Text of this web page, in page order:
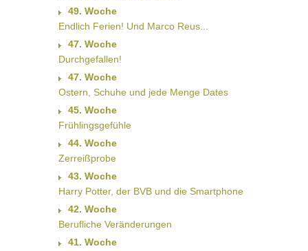
49. Woche
Endlich Ferien! Und Marco Reus...
47. Woche
Durchgefallen!
47. Woche
Ostern, Schuhe und jede Menge Dates
45. Woche
Frühlingsgefühle
44. Woche
Zerreißprobe
43. Woche
Harry Potter, der BVB und die Smartphone
42. Woche
Berufliche Veränderungen
41. Woche